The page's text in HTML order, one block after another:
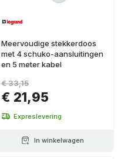
Meervoudige stekkerdoos
met 4 schuko-aansluitingen
en 5 meter kabel
€ 21,95
€ 33,15
Expreslevering
In winkelwagen